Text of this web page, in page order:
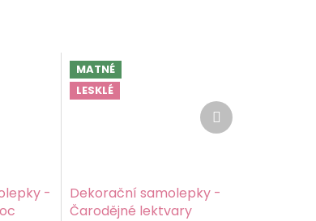
-
MATNÉ
LESKLÉ
Dekorační samolepky -
Čarodějné lektvary
Další
produkt